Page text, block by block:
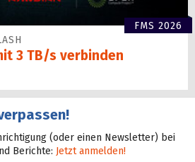
FMS 2026
3 TB/s verbinden
(oder einen Newsletter) bei
Berichte: Jetzt anmelden!